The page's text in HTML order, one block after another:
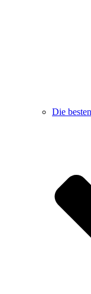
Die